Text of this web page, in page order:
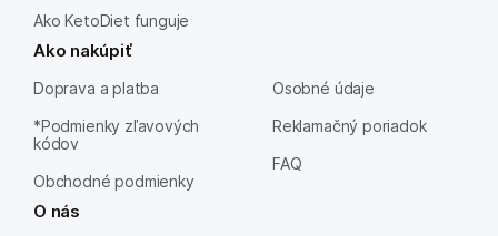
Ako KetoDiet funguje
Ako nakúpiť
Doprava a platba
*Podmienky zľavových
kódov
Obchodné podmienky
Osobné údaje
Reklamačný poriadok
FAQ
O nás